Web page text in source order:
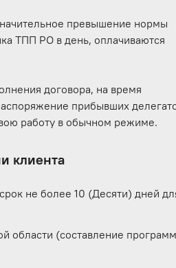
превышение нормы
ТПП РО в день, оплачиваются
договора, на время
прибывших
работу в обычном режиме.
клиента
не более 10 (Десяти) дней
области (составление